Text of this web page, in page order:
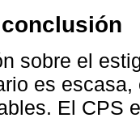
sobre el
es
El CPS